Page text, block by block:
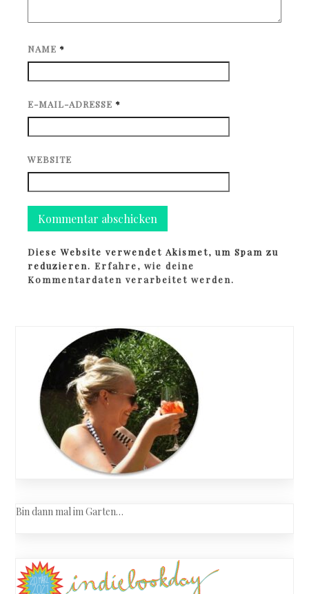
NAME *
E-MAIL-ADRESSE *
WEBSITE
Diese Website verwendet Akismet, um Spam zu
reduzieren.Erfahre, wie deine
Kommentardaten verarbeitet werden.
Bin dann mal im Garten…